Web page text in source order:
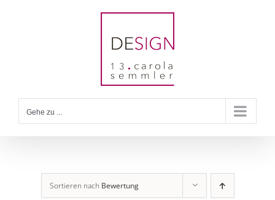
Gehe zu ...
Sortieren nach Bewertung